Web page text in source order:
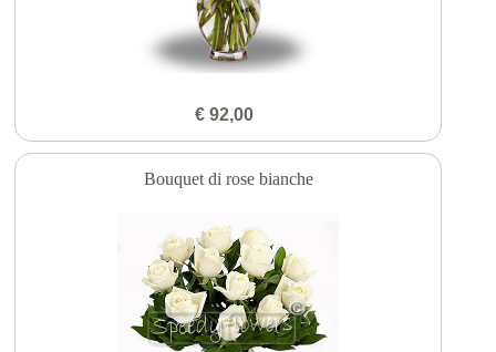
€ 92,00
Bouquet di rose bianche